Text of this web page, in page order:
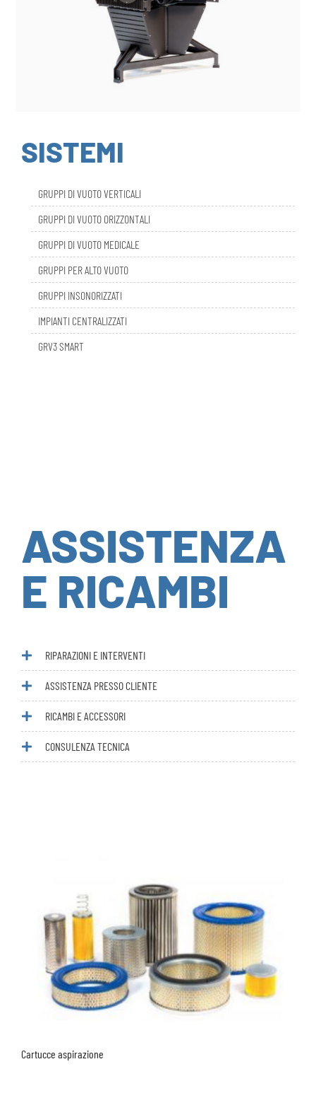
SISTEMI
GRUPPI DI VUOTO ORIZZONTALI
GRUPPI DI VUOTO MEDICALE
GRUPPI PER ALTO VUOTO
GRUPPI INSONORIZZATI
IMPIANTI CENTRALIZZATI
GRV3 SMART
ASSISTENZA
E RICAMBI
ASSISTENZA PRESSO CLIENTE
RICAMBI E ACCESSORI
CONSULENZA TECNICA